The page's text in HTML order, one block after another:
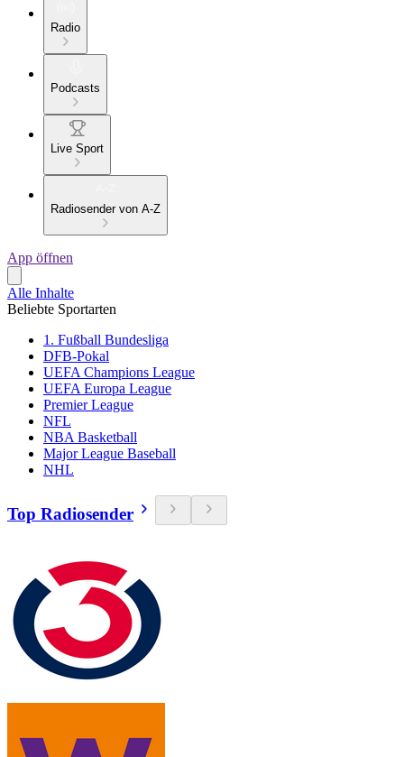
Radio
Podcasts
Live Sport
Radiosender von A-Z
App öffnen
Alle Inhalte
Beliebte Sportarten
1. Fußball Bundesliga
DFB-Pokal
UEFA Champions League
UEFA Europa League
Premier League
NFL
NBA Basketball
Major League Baseball
NHL
Top Radiosender